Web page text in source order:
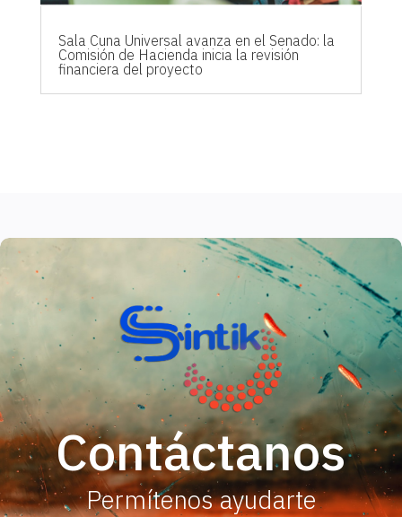
Sala Cuna Universal avanza en el Senado: la
Comisión de Hacienda inicia la revisión
financiera del proyecto
Contáctanos
Permítenos ayudarte